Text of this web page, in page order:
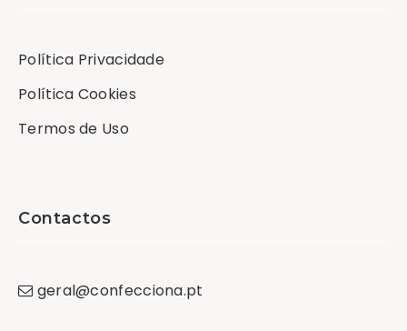
Política Privacidade
Política Cookies
Termos de Uso
Contactos
geral@confecciona.pt